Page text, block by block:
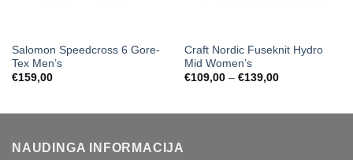
Salomon Speedcross 6 Gore-
Tex Men’s
€159,00
Craft Nordic Fuseknit Hydro
Mid Women’s
€109,00 – €139,00Price
NAUDINGA INFORMACIJA